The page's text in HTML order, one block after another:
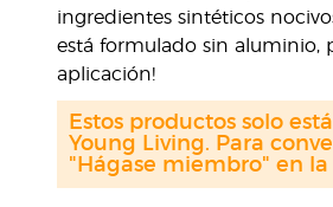
ingredientes sintéticos
está formulado sin aluminio,
aplicación!
Estos productos solo
Young Living. Para
"Hágase miembro" en